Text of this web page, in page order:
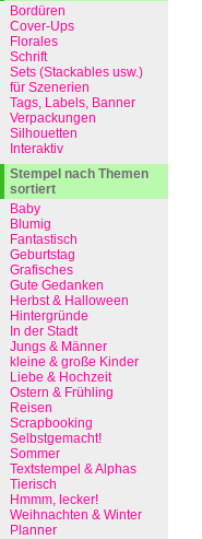
Bordüren
Cover-Ups
Florales
Schrift
Sets (Stackables usw.)
für Szenerien
Tags, Labels, Banner
Verpackungen
Silhouetten
Interaktiv
Stempel nach Themen
sortiert
Baby
Blumig
Fantastisch
Geburtstag
Grafisches
Gute Gedanken
Herbst & Halloween
Hintergründe
In der Stadt
Jungs & Männer
kleine & große Kinder
Liebe & Hochzeit
Ostern & Frühling
Reisen
Scrapbooking
Selbstgemacht!
Sommer
Textstempel & Alphas
Tierisch
Hmmm, lecker!
Weihnachten & Winter
Planner